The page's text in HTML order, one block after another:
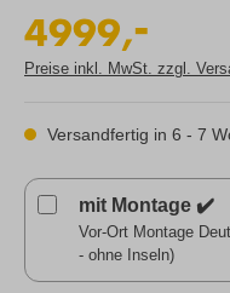
4999,
-
Preise inkl. MwSt. zzgl.
Versandfertig in 6 - 7
mit Montage ✔️
Vor-Ort Montage
- ohne Inseln)